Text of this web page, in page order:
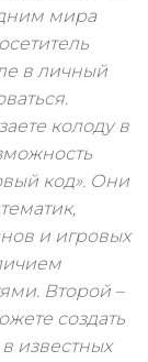
мира
в личный
колоду в
код». Они
и игровых
Второй –
создать
известных